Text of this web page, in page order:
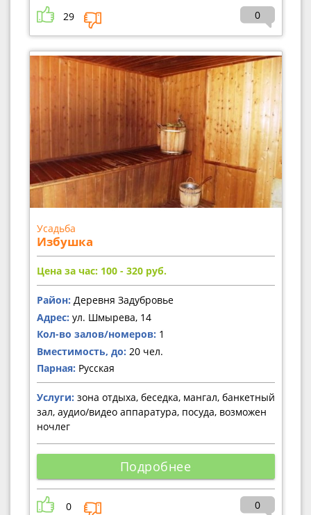
29 0
Усадьба
Избушка
Цена за час: 100 - 320 руб.
Район: Деревня Задубровье
Адрес: ул. Шмырева, 14
Кол-во залов/номеров: 1
Вместимость, до: 20 чел.
Парная: Русская
Услуги: зона отдыха, беседка, мангал, банкетный
зал, аудио/видео аппаратура, посуда, возможен
ночлег
Подробнее
0 0